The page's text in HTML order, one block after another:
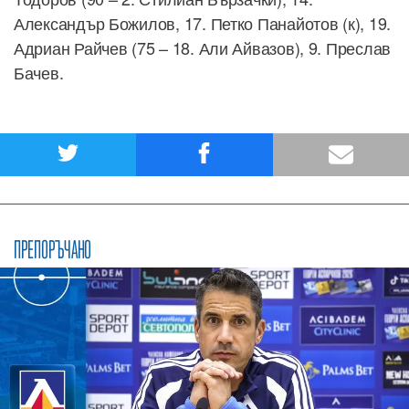
Александър Божилов, 17. Петко Панайотов (к), 19.
Адриан Райчев (75 – 18. Али Айвазов), 9. Преслав
Бачев.
ПРЕПОРЪЧАНО